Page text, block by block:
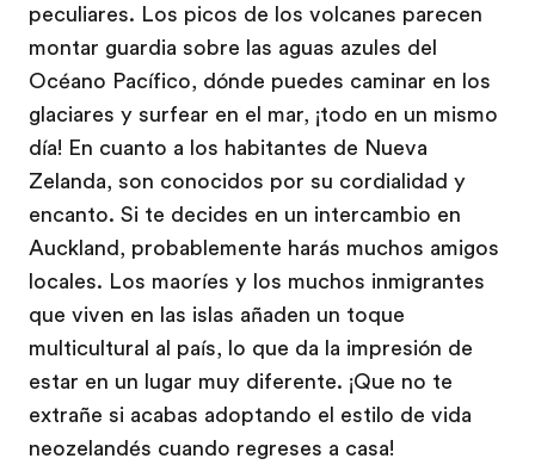
peculiares. Los picos de los volcanes parecen
montar guardia sobre las aguas azules del
Océano Pacífico, dónde puedes caminar en los
glaciares y surfear en el mar, ¡todo en un mismo
día! En cuanto a los habitantes de Nueva
Zelanda, son conocidos por su cordialidad y
encanto. Si te decides en un intercambio en
Auckland, probablemente harás muchos amigos
locales. Los maoríes y los muchos inmigrantes
que viven en las islas añaden un toque
multicultural al país, lo que da la impresión de
estar en un lugar muy diferente. ¡Que no te
extrañe si acabas adoptando el estilo de vida
neozelandés cuando regreses a casa!